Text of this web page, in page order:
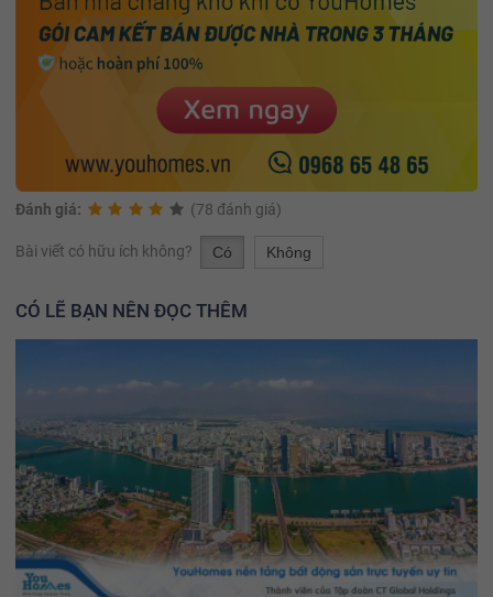
Đánh giá: (78 đánh giá)
Bài viết có hữu ích không? Có Không
CÓ LẼ BẠN NÊN ĐỌC THÊM